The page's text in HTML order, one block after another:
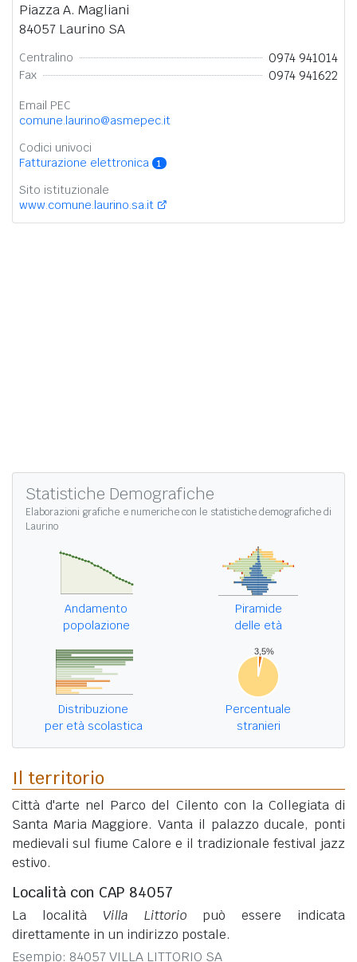
Piazza A. Magliani
84057 Laurino SA
Centralino 0974 941014
Fax 0974 941622
Email PEC
comune.laurino@asmepec.it
Codici univoci
Fatturazione elettronica
1
Sito istituzionale
www.comune.laurino.sa.it
Statistiche Demografiche
Elaborazioni grafiche e numeriche con le statistiche demografiche di
Laurino
Andamento
popolazione
Piramide
delle età
Distribuzione
per età scolastica
Percentuale
stranieri
Il territorio
Città d'arte nel Parco del Cilento con la Collegiata di
Santa Maria Maggiore. Vanta il palazzo ducale, ponti
medievali sul fiume Calore e il tradizionale festival jazz
estivo.
Località con CAP 84057
La località Villa Littorio può essere indicata
direttamente in un indirizzo postale.
Esempio: 84057 VILLA LITTORIO SA